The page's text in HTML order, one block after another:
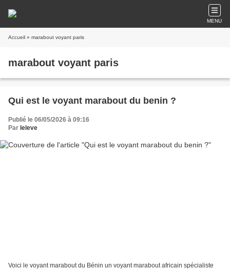
MENU
Accueil » marabout voyant paris
marabout voyant paris
Qui est le voyant marabout du benin ?
Publié le 06/05/2026 à 09:16
Par leleve
Voici le voyant marabout du Bénin un voyant marabout africain spécialiste